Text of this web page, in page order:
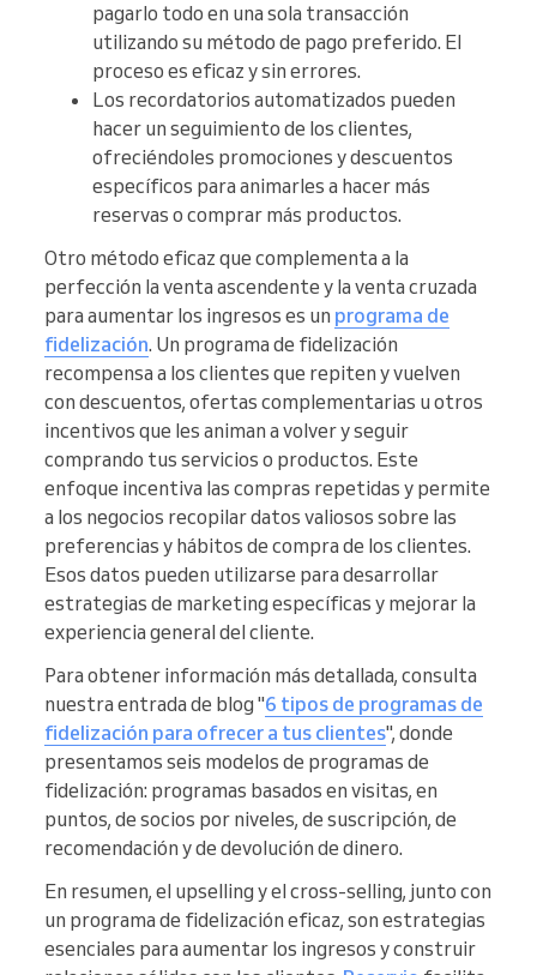
pagarlo todo en una sola transacción
utilizando su método de pago preferido. El
proceso es eficaz y sin errores.
Los recordatorios automatizados pueden
hacer un seguimiento de los clientes,
ofreciéndoles promociones y descuentos
específicos para animarles a hacer más
reservas o comprar más productos.
Otro método eficaz que complementa a la
perfección la venta ascendente y la venta cruzada
para aumentar los ingresos es un programa de
fidelización. Un programa de fidelización
recompensa a los clientes que repiten y vuelven
con descuentos, ofertas complementarias u otros
incentivos que les animan a volver y seguir
comprando tus servicios o productos. Este
enfoque incentiva las compras repetidas y permite
a los negocios recopilar datos valiosos sobre las
preferencias y hábitos de compra de los clientes.
Esos datos pueden utilizarse para desarrollar
estrategias de marketing específicas y mejorar la
experiencia general del cliente.
Para obtener información más detallada, consulta
nuestra entrada de blog "6 tipos de programas de
fidelización para ofrecer a tus clientes", donde
presentamos seis modelos de programas de
fidelización: programas basados en visitas, en
puntos, de socios por niveles, de suscripción, de
recomendación y de devolución de dinero.
En resumen, el upselling y el cross-selling, junto con
un programa de fidelización eficaz, son estrategias
esenciales para aumentar los ingresos y construir